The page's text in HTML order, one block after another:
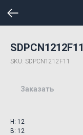
SDPCN1212F11
SKU: SDPCN1212F11
Заказать
H: 12
B: 12